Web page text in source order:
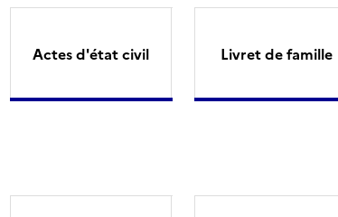
Actes d'état civil Livret de famille